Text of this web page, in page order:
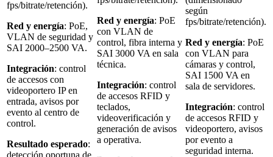
fps/bitrate/retención).
Red y energía: PoE,
VLAN de seguridad y
SAI 2000–2500 VA.
Integración: control
de accesos con
videoportero IP en
entrada, avisos por
evento al centro de
control.
Resultado esperado:
Red y energía: PoE
con VLAN de
control, fibra interna y
SAI 3000 VA en sala
técnica.
Integración: control
de accesos RFID y
teclados,
videoverificación y
generación de avisos
a operativa.
según
fps/bitrate/retención).
Red y energía: PoE
con VLAN para
cámaras y control,
SAI 1500 VA en
sala de servidores.
Integración: control
de accesos RFID y
videoportero, avisos
por evento a
seguridad interna.